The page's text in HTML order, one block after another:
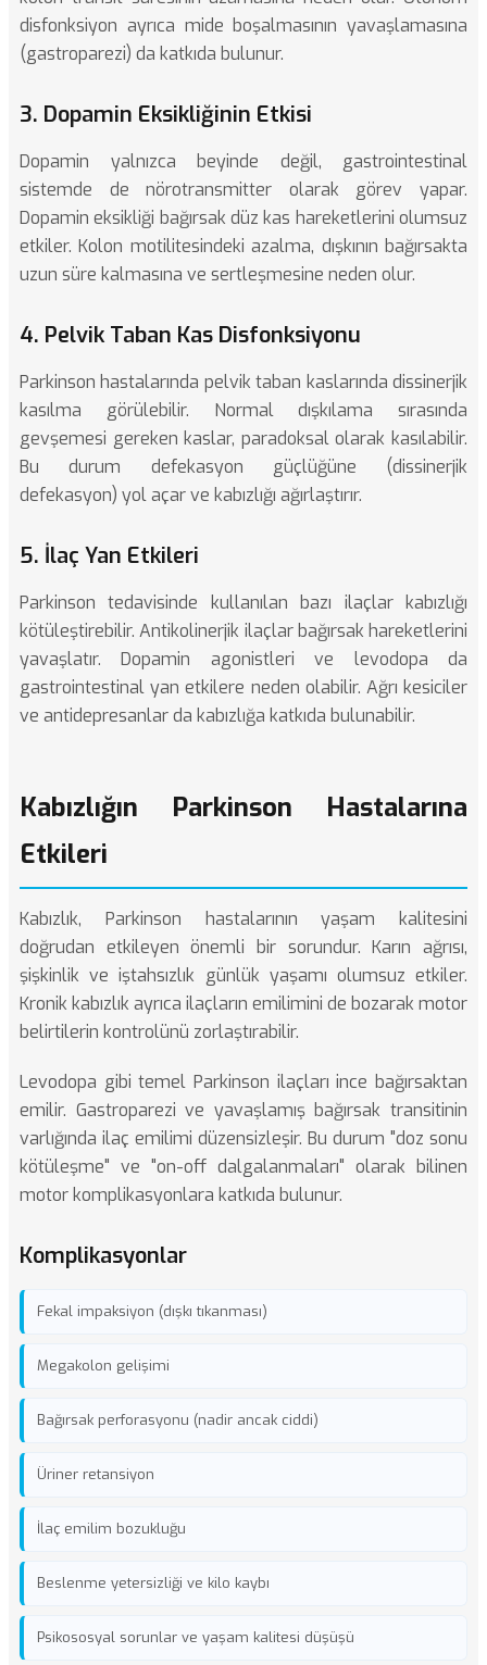
disfonksiyon ayrıca mide boşalmasının yavaşlamasına
(gastroparezi) da katkıda bulunur.
3. Dopamin Eksikliğinin Etkisi
Dopamin yalnızca beyinde değil, gastrointestinal
sistemde de nörotransmitter olarak görev yapar.
Dopamin eksikliği bağırsak düz kas hareketlerini olumsuz
etkiler. Kolon motilitesindeki azalma, dışkının bağırsakta
uzun süre kalmasına ve sertleşmesine neden olur.
4. Pelvik Taban Kas Disfonksiyonu
Parkinson hastalarında pelvik taban kaslarında dissinerjik
kasılma görülebilir. Normal dışkılama sırasında
gevşemesi gereken kaslar, paradoksal olarak kasılabilir.
Bu durum defekasyon güçlüğüne (dissinerjik
defekasyon) yol açar ve kabızlığı ağırlaştırır.
5. İlaç Yan Etkileri
Parkinson tedavisinde kullanılan bazı ilaçlar kabızlığı
kötüleştirebilir. Antikolinerjik ilaçlar bağırsak hareketlerini
yavaşlatır. Dopamin agonistleri ve levodopa da
gastrointestinal yan etkilere neden olabilir. Ağrı kesiciler
ve antidepresanlar da kabızlığa katkıda bulunabilir.
Kabızlığın Parkinson Hastalarına
Etkileri
Kabızlık, Parkinson hastalarının yaşam kalitesini
doğrudan etkileyen önemli bir sorundur. Karın ağrısı,
şişkinlik ve iştahsızlık günlük yaşamı olumsuz etkiler.
Kronik kabızlık ayrıca ilaçların emilimini de bozarak motor
belirtilerin kontrolünü zorlaştırabilir.
Levodopa gibi temel Parkinson ilaçları ince bağırsaktan
emilir. Gastroparezi ve yavaşlamış bağırsak transitinin
varlığında ilaç emilimi düzensizleşir. Bu durum "doz sonu
kötüleşme" ve "on-off dalgalanmaları" olarak bilinen
motor komplikasyonlara katkıda bulunur.
Komplikasyonlar
Fekal impaksiyon (dışkı tıkanması)
Megakolon gelişimi
Bağırsak perforasyonu (nadir ancak ciddi)
Üriner retansiyon
İlaç emilim bozukluğu
Beslenme yetersizliği ve kilo kaybı
Psikososyal sorunlar ve yaşam kalitesi düşüşü